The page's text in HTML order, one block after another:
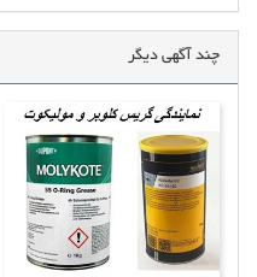
چند آگهی دیگر